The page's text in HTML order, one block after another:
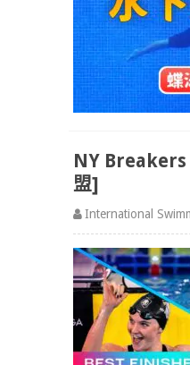
NY Breakers
盟]
International